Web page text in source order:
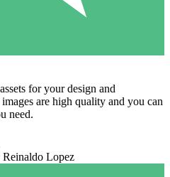
for your design and
are high quality and you can
need.
Reinaldo Lopez